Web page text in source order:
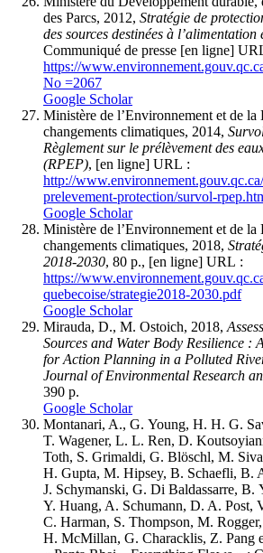
des Parcs, 2012, Stratégie de
des sources destinées à l’alimentation
Communiqué de presse [en ligne]
https://
No =2067
Google Scholar
Ministère de l’Environnement et de la
changements climatiques, 2014,
Règlement sur le prélèvement des
(RPEP), [en ligne] URL :
http://
prelevement-protection/survol-
Google Scholar
Ministère de l’Environnement et de la
changements climatiques, 2018,
2018-2030, 80 p., [en ligne] URL :
https://
quebecoise/strategie2018-2030.pdf
Google Scholar
Mirauda, D., M. Ostoich, 2018,
Sources and Water Body Resilience :
for Action Planning in a Polluted
Journal of Environmental Research
390 p.
Google Scholar
Montanari, A., G. Young, H. H. G.
T. Wagener, L. L. Ren, D.
Toth, S. Grimaldi, G. Blöschl, M.
H. Gupta, M. Hipsey, B. Schaefli, B.
J. Schymanski, G. Di Baldassarre, B.
Y. Huang, A. Schumann, D. A. Post,
C. Harman, S. Thompson, M.
H. McMillan, G. Characklis, Z. Pang